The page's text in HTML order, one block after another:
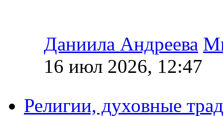
Даниила Андреева
16 июл 2026, 12:47
Религии, духовные